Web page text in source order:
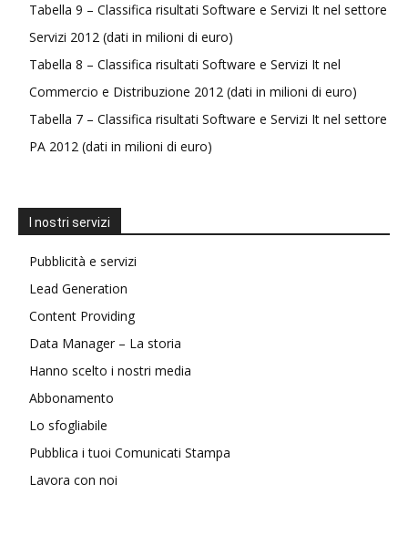
Tabella 9 – Classifica risultati Software e Servizi It nel settore
Servizi 2012 (dati in milioni di euro)
Tabella 8 – Classifica risultati Software e Servizi It nel
Commercio e Distribuzione 2012 (dati in milioni di euro)
Tabella 7 – Classifica risultati Software e Servizi It nel settore
PA 2012 (dati in milioni di euro)
I nostri servizi
Pubblicità e servizi
Lead Generation
Content Providing
Data Manager – La storia
Hanno scelto i nostri media
Abbonamento
Lo sfogliabile
Pubblica i tuoi Comunicati Stampa
Lavora con noi